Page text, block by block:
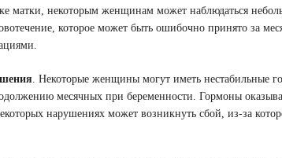
матки, некоторым женщинам может наблюдаться
которое может быть ошибочно принято за
. Некоторые женщины могут иметь нестабильные
месячных при беременности. Гормоны
нарушениях может возникнуть сбой, из-за